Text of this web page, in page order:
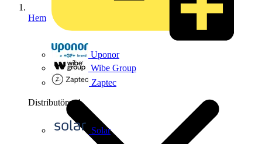
Uponor
Wibe Group
Zaptec
Distributörer 1
Solar
Hem